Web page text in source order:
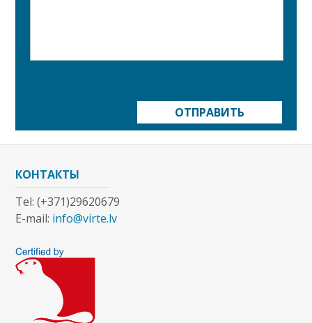
ОТПРАВИТЬ
КОНТАКТЫ
Tel: (+371)29620679
E-mail: info@virte.lv